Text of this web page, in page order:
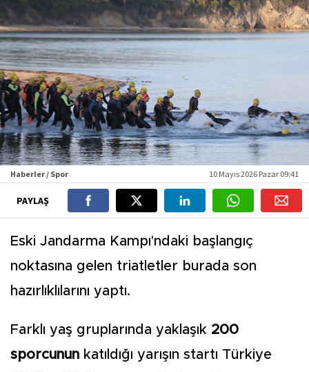
Haberler / Spor 10 Mayıs 2026 Pazar 09:41
PAYLAŞ
Eski Jandarma Kampı'ndaki başlangıç
noktasına gelen triatletler burada son
hazırlıklılarını yaptı.
Farklı yaş gruplarında yaklaşık 200
sporcunun katıldığı yarışın startı Türkiye